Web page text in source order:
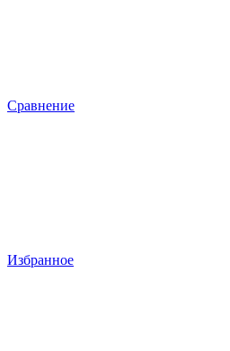
Сравнение
Избранное